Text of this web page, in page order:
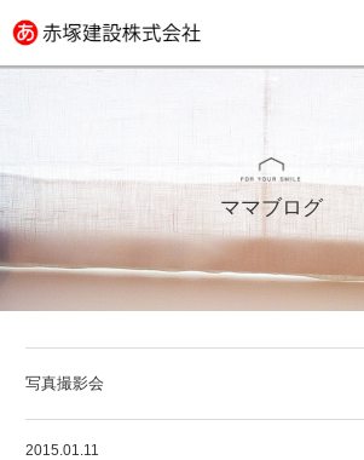
ママブログ
写真撮影会
2015.01.11